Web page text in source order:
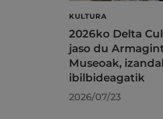
KULTURA
2026ko Delta
jaso du
Museoak,
ibilbideagatik
2026/07/23